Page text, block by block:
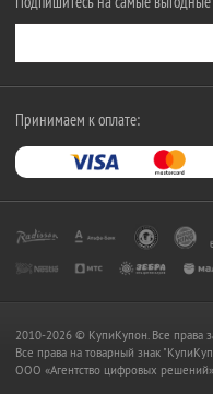
Принимаем к оплате:
2010-2026 © КупиКупон. Все права
Все права на товарный знак
OOO «Агентство цифровых